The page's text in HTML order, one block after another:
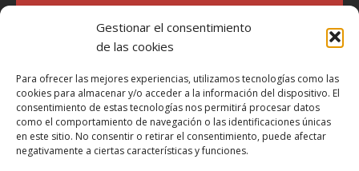
Gestionar el consentimiento
de las cookies
Para ofrecer las mejores experiencias, utilizamos tecnologías como las
cookies para almacenar y/o acceder a la información del dispositivo. El
consentimiento de estas tecnologías nos permitirá procesar datos
como el comportamiento de navegación o las identificaciones únicas
en este sitio. No consentir o retirar el consentimiento, puede afectar
negativamente a ciertas características y funciones.
"Soy Manel Hospido, nací en Valencia en 1969 y desde el
año 2007 he escrito sobre motos en distintos medios.
Millatrece.com es una apuesta por escribir sobre lo que me
participa"
Aviso Legal
Política de Privacidad